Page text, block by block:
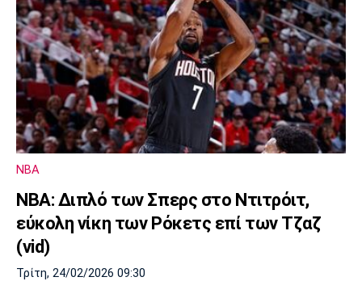
NBA
ΝΒΑ: Διπλό των Σπερς στο Ντιτρόιτ,
εύκολη νίκη των Ρόκετς επί των Τζαζ
(vid)
Τρίτη, 24/02/2026 09:30